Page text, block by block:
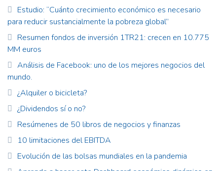
Estudio: “Cuánto crecimiento económico es necesario
para reducir sustancialmente la pobreza global”
Resumen fondos de inversión 1TR21: crecen en 10.775
MM euros
Análisis de Facebook: uno de los mejores negocios del
mundo.
¿Alquiler o bicicleta?
¿Dividendos sí o no?
Resúmenes de 50 libros de negocios y finanzas
10 limitaciones del EBITDA
Evolución de las bolsas mundiales en la pandemia